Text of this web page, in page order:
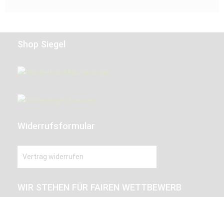
Shop Siegel
Widerrufsformular
Vertrag widerrufen
WIR STEHEN FÜR FAIREN WETTBEWERB